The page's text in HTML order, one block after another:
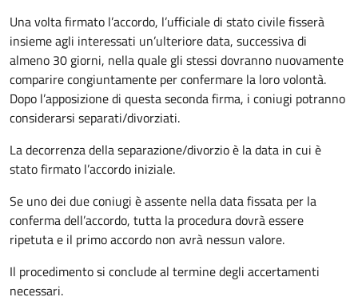
Una volta firmato l’accordo, l’ufficiale di stato civile fisserà
insieme agli interessati un’ulteriore data, successiva di
almeno 30 giorni, nella quale gli stessi dovranno nuovamente
comparire congiuntamente per confermare la loro volontà.
Dopo l’apposizione di questa seconda firma, i coniugi potranno
considerarsi separati/divorziati.
La decorrenza della separazione/divorzio è la data in cui è
stato firmato l’accordo iniziale.
Se uno dei due coniugi è assente nella data fissata per la
conferma dell’accordo, tutta la procedura dovrà essere
ripetuta e il primo accordo non avrà nessun valore.
Il procedimento si conclude al termine degli accertamenti
necessari.